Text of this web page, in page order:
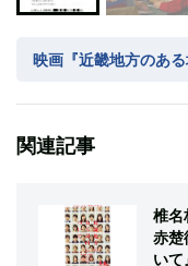
映画『近畿地方のあ
関連記事
椎名
赤楚
いて